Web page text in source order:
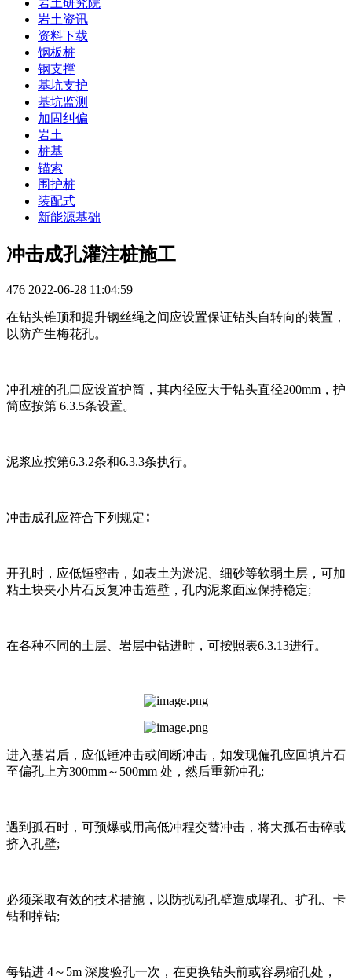
岩土研究院
岩土资讯
资料下载
钢板桩
钢支撑
基坑支护
基坑监测
加固纠偏
岩土
桩基
锚索
围护桩
装配式
新能源基础
冲击成孔灌注桩施工
476 2022-06-28 11:04:59
在钻头锥顶和提升钢丝绳之间应设置保证钻头自转向的装置，
以防产生梅花孔。
冲孔桩的孔口应设置护筒，其内径应大于钻头直径200mm，护
简应按第 6.3.5条设置。
泥浆应按第6.3.2条和6.3.3条执行。
冲击成孔应符合下列规定∶
开孔时，应低锤密击，如表土为淤泥、细砂等软弱土层，可加
粘土块夹小片石反复冲击造壁，孔内泥浆面应保持稳定;
在各种不同的土层、岩层中钻进时，可按照表6.3.13进行。
进入基岩后，应低锤冲击或间断冲击，如发现偏孔应回填片石
至偏孔上方300mm～500mm 处，然后重新冲孔;
遇到孤石时，可预爆或用高低冲程交替冲击，将大孤石击碎或
挤入孔壁;
必须采取有效的技术措施，以防扰动孔壁造成塌孔、扩孔、卡
钻和掉钻;
每钻进 4～5m 深度验孔一次，在更换钻头前或容易缩孔处，